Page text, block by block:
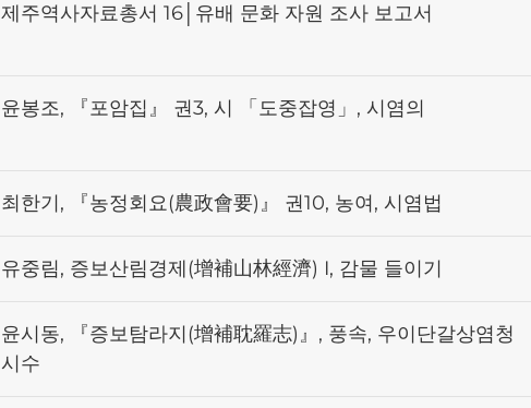
제주역사자료총서 16│유배 문화 자원 조사 보고서
윤봉조, 『포암집』 권3, 시 「도중잡영」, 시염의
최한기, 『농정회요(農政會要)』 권10, 농여, 시염법
유중림, 증보산림경제(增補山林經濟) I, 감물 들이기
윤시동, 『증보탐라지(增補耽羅志)』, 풍속, 우이단갈상염청
시수